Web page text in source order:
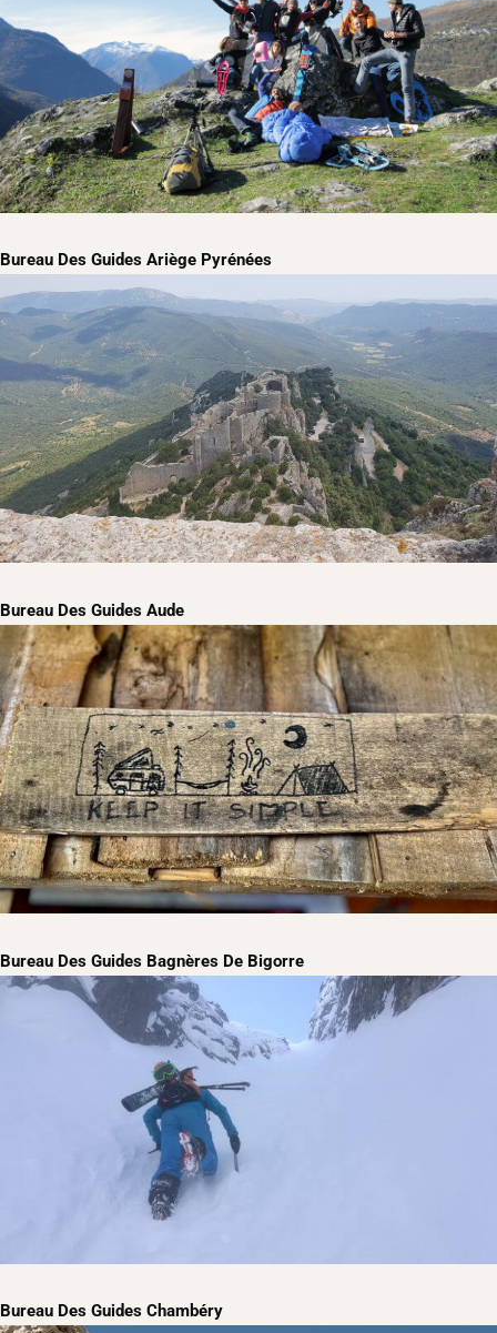
Bureau Des Guides Ariège Pyrénées
Bureau Des Guides Aude
Bureau Des Guides Bagnères De Bigorre
Bureau Des Guides Chambéry